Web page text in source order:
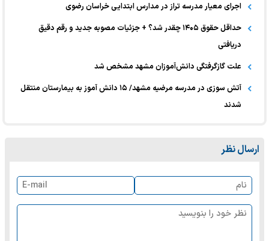
اجرای معیار مدرسه تراز در مدارس ابتدایی خراسان رضوی
حداقل حقوق ۱۴۰۵ چقدر شد؟ + جزئیات مصوبه جدید و رقم دقیق
دریافتی
علت گازگرفتگی دانش‌آموزان مشهد مشخص شد
آتش سوزی در مدرسه مرضیه مشهد/ ۱۵ دانش آموز به بیمارستان منتقل
شدند
ارسال نظر